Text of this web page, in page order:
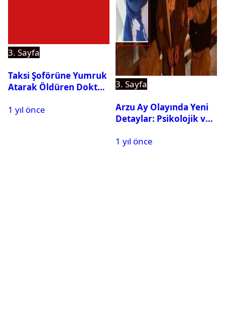
3. Sayfa
Taksi Şoförüne Yumruk
Atarak Öldüren Doktor
1 yıl önce
3. Sayfa
Arzu Ay Olayında Yeni
Detaylar: Psikolojik ve
Gündemde
1 yıl önce